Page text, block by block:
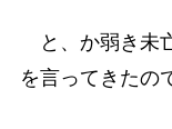
と、か弱き未
を言ってきたの